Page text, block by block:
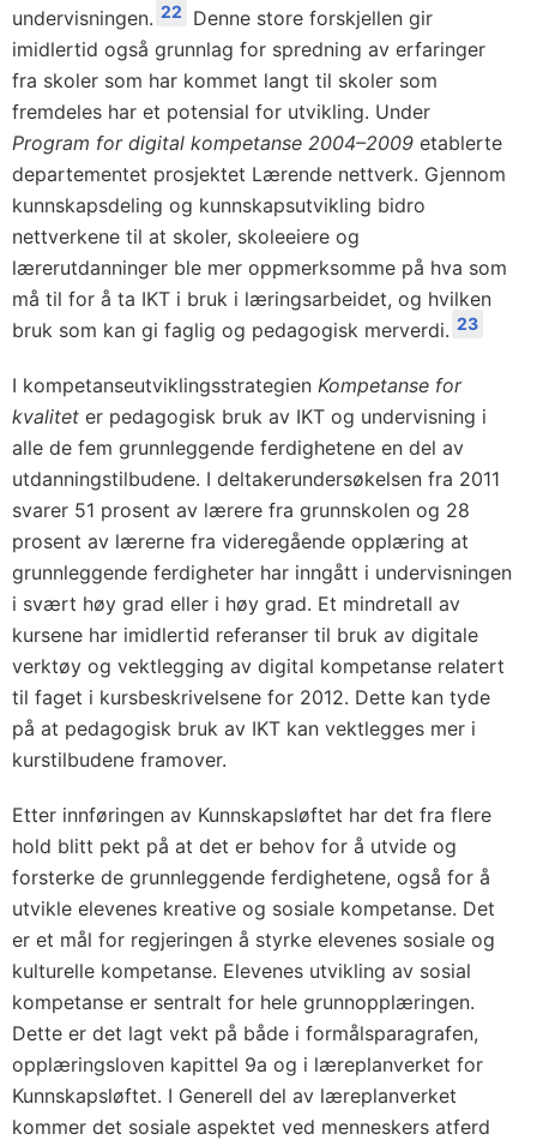
undervisningen. 22
Denne store forskjellen gir
imidlertid også grunnlag for spredning av erfaringer
fra skoler som har kommet langt til skoler som
fremdeles har et potensial for utvikling. Under
Program for digital kompetanse 2004–2009 etablerte
departementet prosjektet Lærende nettverk. Gjennom
kunnskapsdeling og kunnskapsutvikling bidro
nettverkene til at skoler, skoleeiere og
lærerutdanninger ble mer oppmerksomme på hva som
må til for å ta IKT i bruk i læringsarbeidet, og hvilken
bruk som kan gi faglig og pedagogisk merverdi. 23
I kompetanseutviklingsstrategien Kompetanse for
kvalitet er pedagogisk bruk av IKT og undervisning i
alle de fem grunnleggende ferdighetene en del av
utdanningstilbudene. I deltakerundersøkelsen fra 2011
svarer 51 prosent av lærere fra grunnskolen og 28
prosent av lærerne fra videregående opplæring at
grunnleggende ferdigheter har inngått i undervisningen
i svært høy grad eller i høy grad. Et mindretall av
kursene har imidlertid referanser til bruk av digitale
verktøy og vektlegging av digital kompetanse relatert
til faget i kursbeskrivelsene for 2012. Dette kan tyde
på at pedagogisk bruk av IKT kan vektlegges mer i
kurstilbudene framover.
Etter innføringen av Kunnskapsløftet har det fra flere
hold blitt pekt på at det er behov for å utvide og
forsterke de grunnleggende ferdighetene, også for å
utvikle elevenes kreative og sosiale kompetanse. Det
er et mål for regjeringen å styrke elevenes sosiale og
kulturelle kompetanse. Elevenes utvikling av sosial
kompetanse er sentralt for hele grunnopplæringen.
Dette er det lagt vekt på både i formålsparagrafen,
opplæringsloven kapittel 9a og i læreplanverket for
Kunnskapsløftet. I Generell del av læreplanverket
kommer det sosiale aspektet ved menneskers atferd